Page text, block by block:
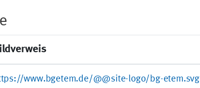
www.bgetem.de/@@site-logo/bg-etem.svg